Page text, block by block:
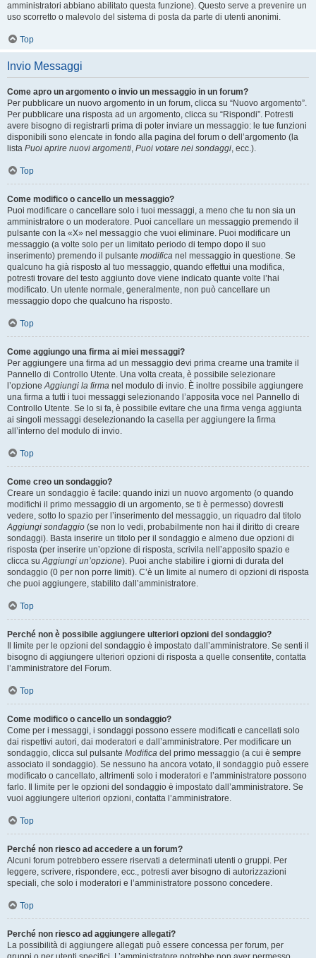
amministratori abbiano abilitato questa funzione). Questo serve a prevenire un
uso scorretto o malevolo del sistema di posta da parte di utenti anonimi.
Top
Invio Messaggi
Come apro un argomento o invio un messaggio in un forum?
Per pubblicare un nuovo argomento in un forum, clicca su “Nuovo argomento”.
Per pubblicare una risposta ad un argomento, clicca su “Rispondi”. Potresti
avere bisogno di registrarti prima di poter inviare un messaggio: le tue funzioni
disponibili sono elencate in fondo alla pagina del forum o dell’argomento (la
lista Puoi aprire nuovi argomenti, Puoi votare nei sondaggi, ecc.).
Top
Come modifico o cancello un messaggio?
Puoi modificare o cancellare solo i tuoi messaggi, a meno che tu non sia un
amministratore o un moderatore. Puoi cancellare un messaggio premendo il
pulsante con la «X» nel messaggio che vuoi eliminare. Puoi modificare un
messaggio (a volte solo per un limitato periodo di tempo dopo il suo
inserimento) premendo il pulsante modifica nel messaggio in questione. Se
qualcuno ha già risposto al tuo messaggio, quando effettui una modifica,
potresti trovare del testo aggiunto dove viene indicato quante volte l’hai
modificato. Un utente normale, generalmente, non può cancellare un
messaggio dopo che qualcuno ha risposto.
Top
Come aggiungo una firma ai miei messaggi?
Per aggiungere una firma ad un messaggio devi prima crearne una tramite il
Pannello di Controllo Utente. Una volta creata, è possibile selezionare
l’opzioneAggiungi la firma nel modulo di invio. È inoltre possibile aggiungere
una firma a tutti i tuoi messaggi selezionando l’apposita voce nel Pannello di
Controllo Utente. Se lo si fa, è possibile evitare che una firma venga aggiunta
ai singoli messaggi deselezionando la casella per aggiungere la firma
all’interno del modulo di invio.
Top
Come creo un sondaggio?
Creare un sondaggio è facile: quando inizi un nuovo argomento (o quando
modifichi il primo messaggio di un argomento, se ti è permesso) dovresti
vedere, sotto lo spazio per l’inserimento del messaggio, un riquadro dal titolo
Aggiungi sondaggio (se non lo vedi, probabilmente non hai il diritto di creare
sondaggi). Basta inserire un titolo per il sondaggio e almeno due opzioni di
risposta (per inserire un’opzione di risposta, scrivila nell’apposito spazio e
clicca suAggiungi un’opzione). Puoi anche stabilire i giorni di durata del
sondaggio (0 per non porre limiti). C’è un limite al numero di opzioni di risposta
che puoi aggiungere, stabilito dall’amministratore.
Top
Perché non è possibile aggiungere ulteriori opzioni del sondaggio?
Il limite per le opzioni del sondaggio è impostato dall’amministratore. Se senti il
bisogno di aggiungere ulteriori opzioni di risposta a quelle consentite, contatta
l’amministratore del Forum.
Top
Come modifico o cancello un sondaggio?
Come per i messaggi, i sondaggi possono essere modificati e cancellati solo
dai rispettivi autori, dai moderatori e dall’amministratore. Per modificare un
sondaggio, clicca sul pulsante Modifica del primo messaggio (a cui è sempre
associato il sondaggio). Se nessuno ha ancora votato, il sondaggio può essere
modificato o cancellato, altrimenti solo i moderatori e l’amministratore possono
farlo. Il limite per le opzioni del sondaggio è impostato dall’amministratore. Se
vuoi aggiungere ulteriori opzioni, contatta l’amministratore.
Top
Perché non riesco ad accedere a un forum?
Alcuni forum potrebbero essere riservati a determinati utenti o gruppi. Per
leggere, scrivere, rispondere, ecc., potresti aver bisogno di autorizzazioni
speciali, che solo i moderatori e l’amministratore possono concedere.
Top
Perché non riesco ad aggiungere allegati?
La possibilità di aggiungere allegati può essere concessa per forum, per